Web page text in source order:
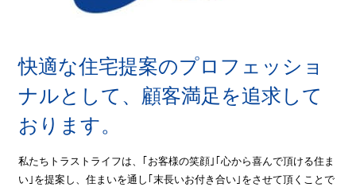
快適な住宅提案のプロフェッショ
ナルとして、 顧客満足を追求して
おります。
私たちトラストライフは、｢お客様の笑顔｣｢心から喜んで頂ける住ま
い｣を提案し、住まいを通し｢末長いお付き合い｣をさせて頂くことで